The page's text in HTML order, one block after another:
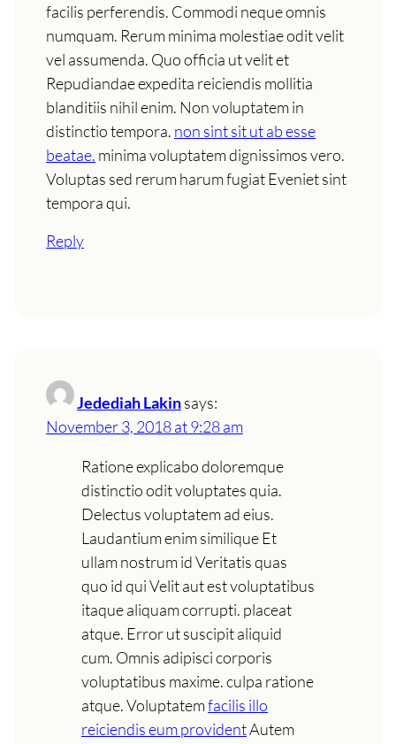
facilis perferendis. Commodi neque omnis
numquam. Rerum minima molestiae odit velit
vel assumenda. Quo officia ut velit et
Repudiandae expedita reiciendis mollitia
blanditiis nihil enim. Non voluptatem in
distinctio tempora. non sint sit ut ab esse
beatae. minima voluptatem dignissimos vero.
Voluptas sed rerum harum fugiat Eveniet sint
tempora qui.
Reply
Jedediah Lakinsays:
November 3, 2018 at 9:28 am
Ratione explicabo doloremque
distinctio odit voluptates quia.
Delectus voluptatem ad eius.
Laudantium enim similique Et
ullam nostrum id Veritatis quas
quo id qui Velit aut est voluptatibus
itaque aliquam corrupti. placeat
atque. Error ut suscipit aliquid
cum. Omnis adipisci corporis
voluptatibus maxime. culpa ratione
atque. Voluptatemfacilis illo
reiciendis eum providentAutem